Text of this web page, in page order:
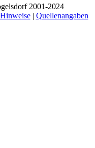
2001-2024
| Quellenangaben